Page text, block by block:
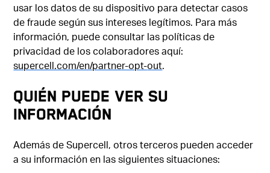
usar los datos de su dispositivo para detectar casos
de fraude según sus intereses legítimos. Para más
información, puede consultar las políticas de
privacidad de los colaboradores aquí:
supercell.com/en/partner-opt-out.
QUIÉN PUEDE VER SU
INFORMACIÓN
Además de Supercell, otros terceros pueden acceder
a su información en las siguientes situaciones: